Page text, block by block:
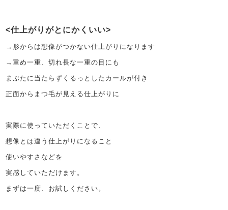
仕上がりがとにかくいい
→形からは想像がつかない仕上がりになります
→重め一重、切れ長な一重の目にも
まぶたに当たらずくるっとしたカールが付き
正面からまつ毛が見える仕上がりに
実際に使っていただくことで、
想像とは違う仕上がりになること
使いやすさなどを
実感していただけます。
まずは一度、お試しください。